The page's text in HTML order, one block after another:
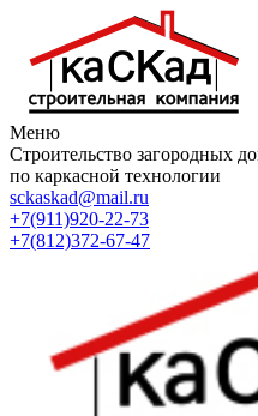
Меню
Строительство загородных
по каркасной технологии
sckaskad@mail.ru
+7(911)920-22-73
+7(812)372-67-47